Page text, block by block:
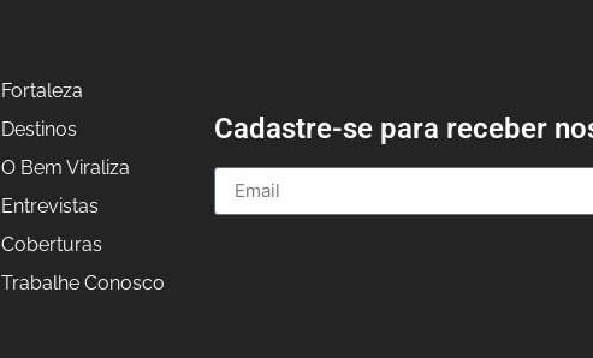
Fortaleza
Destinos
O Bem Viraliza
Entrevistas
Coberturas
Trabalhe Conosco
Cadastre-se para receber